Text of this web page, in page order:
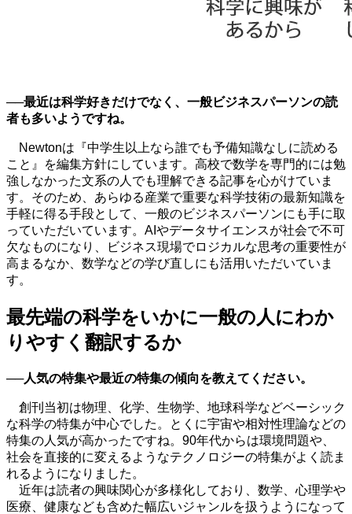
──最近は科学好きだけでなく、一般ビジネスパーソンの読
者も多いようですね。
Newtonは『中学生以上なら誰でも予備知識なしに読める
こと』を編集方針にしています。高校で数学を専門的には勉
強しなかった文系の人でも理解できる記事を心がけていま
す。そのため、あらゆる産業で重要な科学技術の最新知識を
手軽に得る手段として、一般のビジネスパーソンにも手に取
っていただいています。 AI やデータサイエンスが社会で不可
欠なものになり、ビジネス現場でロジカルな思考の重要性が
高まるなか、数学などの学び直しにも活用いただいていま
す。
最先端の科学をいかに一般の人にわか
りやすく翻訳するか
──人気の特集や最近の特集の傾向を教えてください。
創刊当初は物理、化学、生物学、地球科学などベーシック
な科学の特集が中心でした。とくに宇宙や相対性理論などの
特集の人気が高かったですね。 90年代からは環境問題や、
社会を直接的に変えるようなテクノロジーの特集がよく読ま
れるようになりました。
近年は読者の興味関心が多様化しており、数学、心理学や
医療、健康なども含めた幅広いジャンルを扱うようになって